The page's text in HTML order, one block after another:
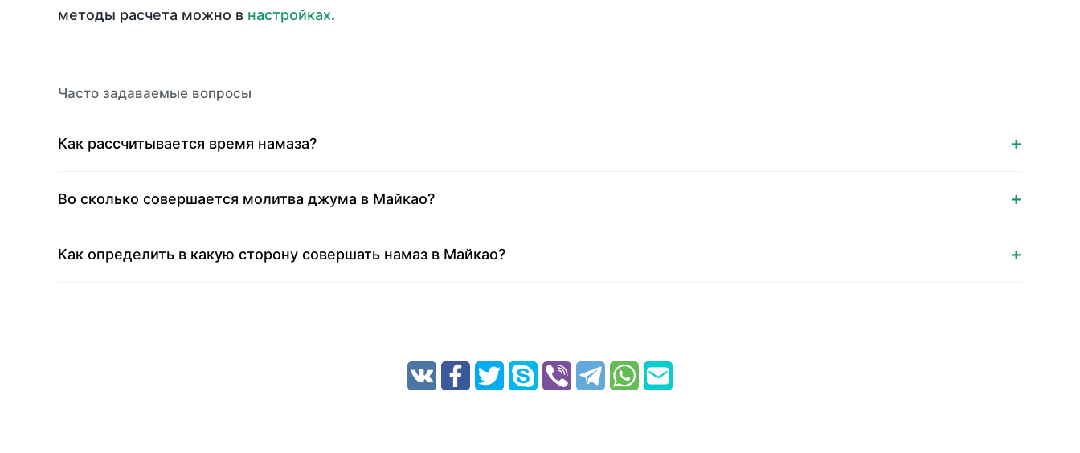
методы расчета можно в настройках.
Часто задаваемые вопросы
Как рассчитывается время намаза?
Во сколько совершается молитва джума в Майкао?
Как определить в какую сторону совершать намаз в Майкао?